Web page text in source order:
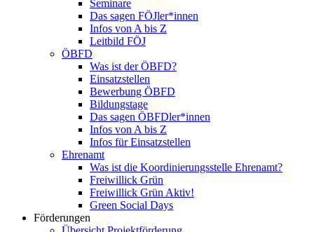
Seminare
Das sagen FÖJler*innen
Infos von A bis Z
Leitbild FÖJ
ÖBFD
Was ist der ÖBFD?
Einsatzstellen
Bewerbung ÖBFD
Bildungstage
Das sagen ÖBFDler*innen
Infos von A bis Z
Infos für Einsatzstellen
Ehrenamt
Was ist die Koordinierungsstelle Ehrenamt?
Freiwillick Grün
Freiwillick Grün Aktiv!
Green Social Days
Förderungen